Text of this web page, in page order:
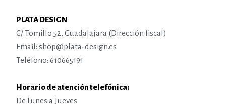
PLATA DESIGN
C/ Tomillo 52, Guadalajara (Dirección fiscal)
Email: shop@plata-design.es
Teléfono: 610665191
Horario de atención telefónica:
De Lunes a Jueves